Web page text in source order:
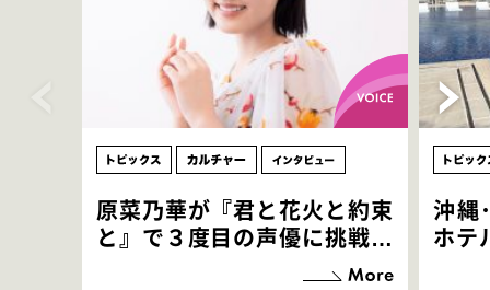
原菜乃華が『君と花火と約束
と』で３度目の声優に挑戦！
「お邪魔させてもらっている
沖縄
ホテ